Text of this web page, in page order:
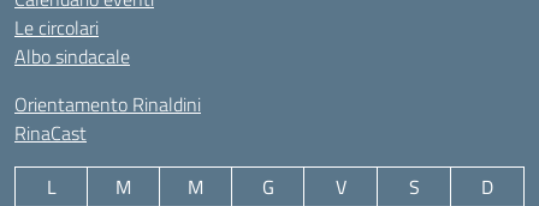
Le circolari
Albo sindacale
Orientamento Rinaldini
RinaCast
L M M G V S
D